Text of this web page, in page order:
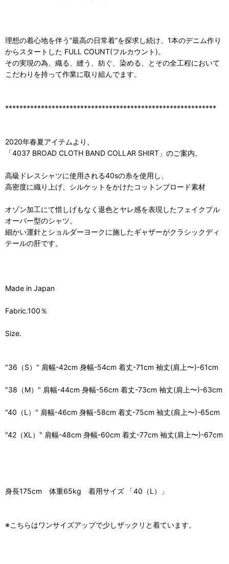
理想の着心地を伴う”最高の日常着”を探求し続け、1本のデニム作り
からスタートした FULL COUNT(フルカウント)。
その実現の為、織る、縫う、紡ぐ、染める、とその全工程において
こだわりを持って作業に取り組んでます。
***********************************************************
2020年春夏アイテムより、
「4037 BROAD CLOTH BAND COLLAR SHIRT」のご案内。
高級ドレスシャツに使用される40sの糸を使用し、
高密度に織り上げ、シルケットをかけたコットンブロード素材
オゾン加工にて惜しげもなく退色とヤレ感を表現したフェイクプル
オーバー型のシャツ。
細かい運針とショルダーヨークに施したギャザーがクラシックディ
テールの肝です。
Made in Japan
Fabric.100％
Size.
"36（S）" 肩幅-42cm 身幅-54cm 着丈-71cm 袖丈(肩上〜)-61cm
"38（M）" 肩幅-44cm 身幅-56cm 着丈-73cm 袖丈(肩上〜)-63cm
"40（L）" 肩幅-46cm 身幅-58cm 着丈-75cm 袖丈(肩上〜)-65cm
"42（XL）" 肩幅-48cm 身幅-60cm 着丈-77cm 袖丈(肩上〜)-67cm
身長175cm 体重65kg 着用サイズ 「40（L）」
※こちらはワンサイズアップで少しザックリと着ています。